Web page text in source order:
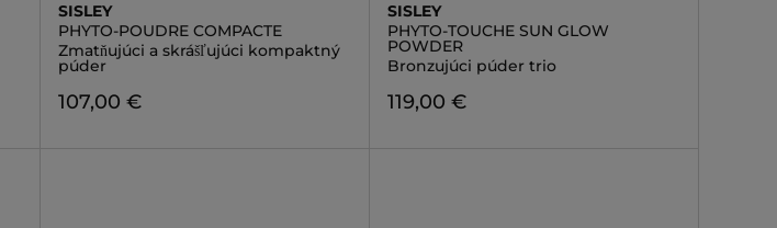
SISLEY
PHYTO-POUDRE COMPACTE
Zmatňujúci a skrášľujúci kompaktný
púder
107,00 €
SISLEY
PHYTO-TOUCHE SUN GLOW
POWDER
Bronzujúci púder trio
119,00 €